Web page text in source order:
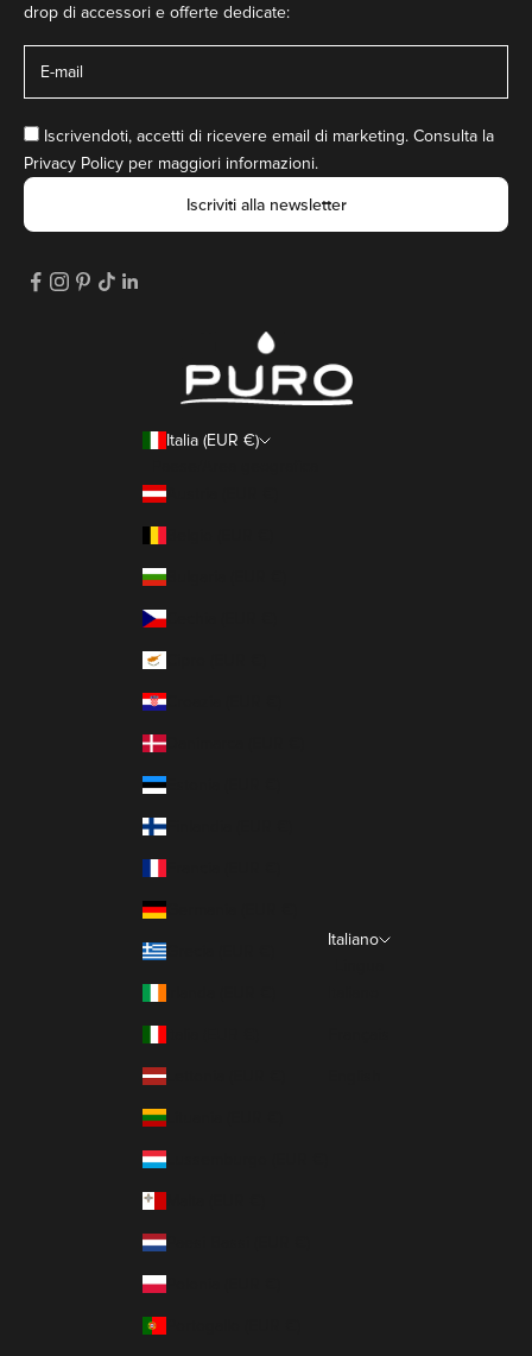
drop di accessori e offerte dedicate:
Iscrivendoti, accetti di ricevere email di marketing. Consulta la
Privacy Policy per maggiori informazioni.
Iscriviti alla newsletter
Italia (EUR €)
Austria (EUR €)
Bulgaria (EUR €)
Cechia (EUR €)
Croazia (EUR €)
Danimarca (EUR €)
Estonia (EUR €)
Finlandia (EUR €)
Germania (EUR €)
Grecia (EUR €)
Lettonia (EUR €)
Lituania (EUR €)
Lussemburgo (EUR €)
Paesi Bassi (EUR €)
Polonia (EUR €)
Italiano